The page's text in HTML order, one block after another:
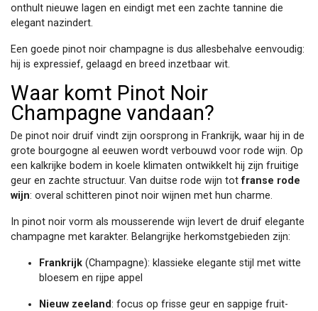
onthult nieuwe lagen en eindigt met een zachte tannine die
elegant nazindert.
Een goede pinot noir champagne is dus allesbehalve eenvoudig:
hij is expressief, gelaagd en breed inzetbaar wit.
Waar komt Pinot Noir
Champagne vandaan?
De pinot noir druif vindt zijn oorsprong in Frankrijk, waar hij in de
grote bourgogne al eeuwen wordt verbouwd voor rode wijn. Op
een kalkrijke bodem in koele klimaten ontwikkelt hij zijn fruitige
geur en zachte structuur. Van duitse rode wijn totfranse rode
wijn: overal schitteren pinot noir wijnen met hun charme.
In pinot noir vorm als mousserende wijn levert de druif elegante
champagne met karakter. Belangrijke herkomstgebieden zijn:
Frankrijk (Champagne): klassieke elegante stijl met witte
bloesem en rijpe appel
Nieuw zeeland: focus op frisse geur en sappige fruit-